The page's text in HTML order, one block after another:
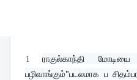
1 ராகுல்காந்தி
பழிவாங்கும்"படலமாக ப